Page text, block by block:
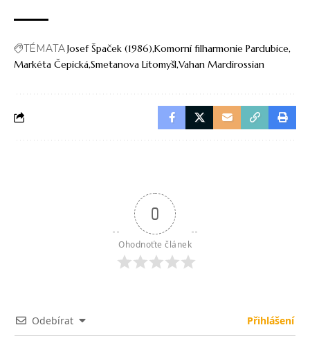
TÉMATAJosef Špaček (1986) Komorní filharmonie Pardubice
Markéta ČepickáSmetanova LitomyšlVahan Mardirossian
0
Ohodnoťte článek
Odebírat Přihlášení